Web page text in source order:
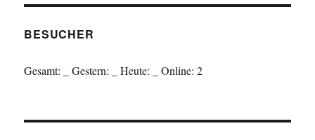
BESUCHER
Gesamt: Gestern: Heute: Online: 2